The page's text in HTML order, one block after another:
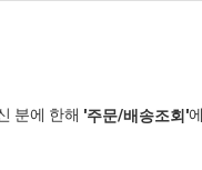
분에 한해 '주문/배송조회'